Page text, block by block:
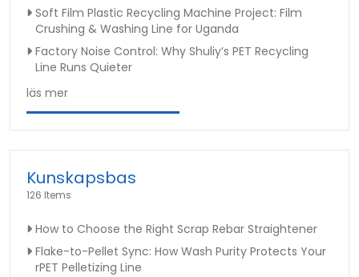
Soft Film Plastic Recycling Machine Project: Film
Crushing & Washing Line for Uganda
Factory Noise Control: Why Shuliy’s PET Recycling
Line Runs Quieter
läs mer
Kunskapsbas
126 Items
How to Choose the Right Scrap Rebar Straightener
Flake-to-Pellet Sync: How Wash Purity Protects Your
rPET Pelletizing Line